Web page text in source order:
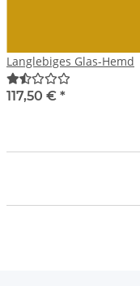
Langlebiges Glas-Hemd
117,50 € *